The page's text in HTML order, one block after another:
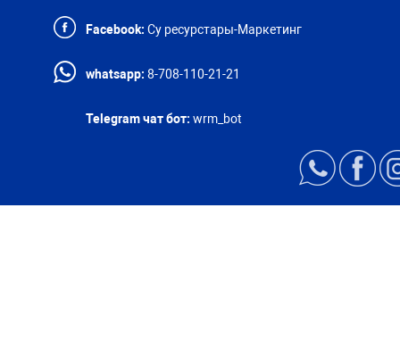
Facebook: Су ресурстары-Маркетинг
whatsapp: 8-708-110-21-21
Telegram чат бот: wrm_bot